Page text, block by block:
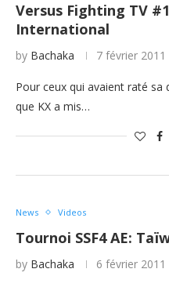
Versus Fighting TV
International
by Bachaka 7 février 2011
Pour ceux qui avaient raté sa
que KX a mis…
News Videos
Tournoi SSF4 AE:
by Bachaka 6 février 2011